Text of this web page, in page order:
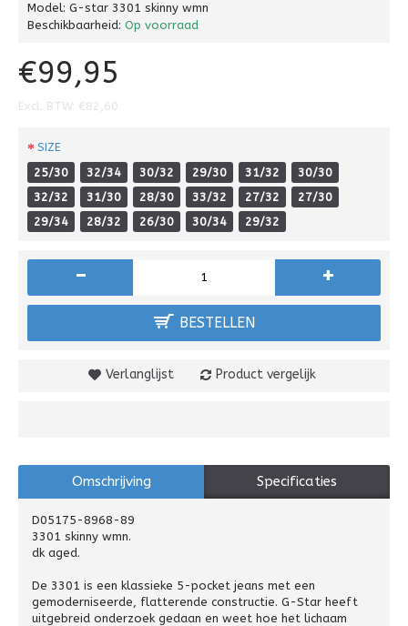
Model: G-star 3301 skinny wmn
Beschikbaarheid: Op voorraad
€99,95
Excl. BTW: €82,60
SIZE
25/30
32/34 30/32 29/30 31/32
30/30
32/32
31/30 28/30 33/32 27/32
27/30
29/34
28/32 26/30 30/34 29/32
- +
BESTELLEN
Verlanglijst Product vergelijk
Omschrijving Specificaties
D05175-8968-89
3301 skinny wmn.
dk aged.
De 3301 is een klassieke 5-pocket jeans met een
gemoderniseerde, flatterende constructie. G-Star heeft
uitgebreid onderzoek gedaan en weet hoe het lichaam